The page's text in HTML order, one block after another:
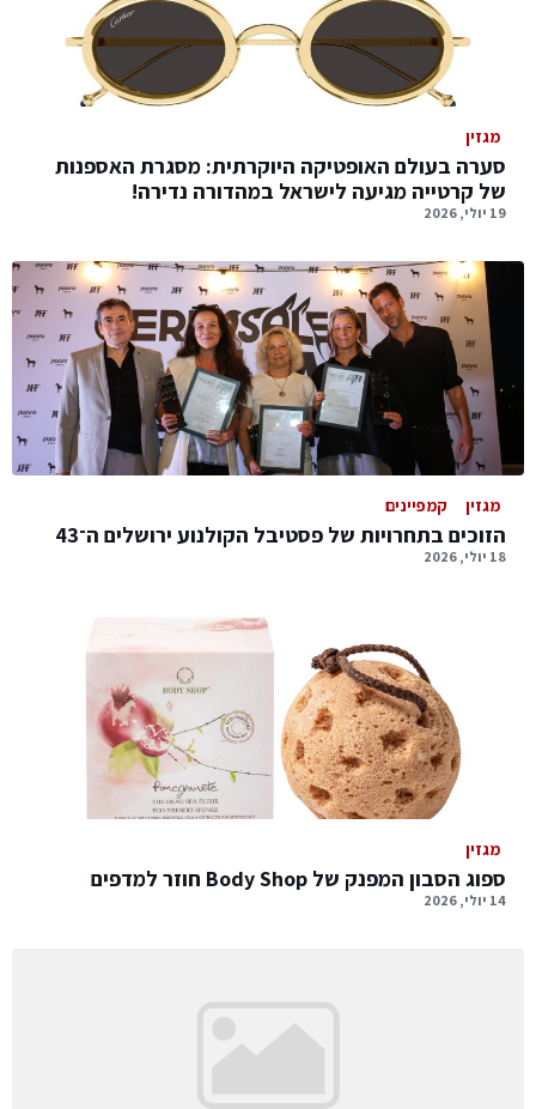
מגזין
סערה בעולם האופטיקה היוקרתית: מסגרת האספנות
של קרטייה מגיעה לישראל במהדורה נדירה!
19 יולי, 2026
מגזין קמפיינים
הזוכים בתחרויות של פסטיבל הקולנוע ירושלים ה־43
18 יולי, 2026
מגזין
ספוג הסבון המפנק של Body Shop חוזר למדפים
14 יולי, 2026